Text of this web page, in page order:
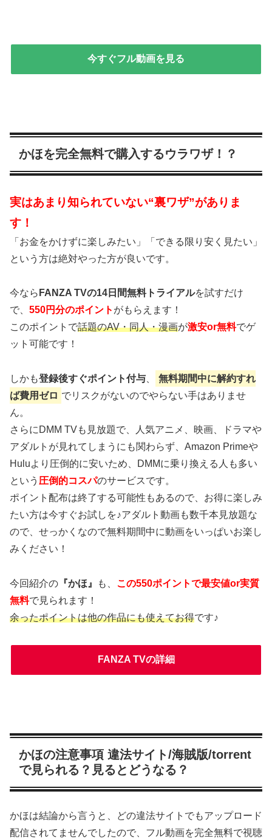
今すぐフル動画を見る
かほを完全無料で購入するウラワザ！？
実はあまり知られていない“裏ワザ”がありま
す！
「お金をかけずに楽しみたい」「できる限り安く見たい」
という方は絶対やった方が良いです。
今なら FANZA TVの14日間無料トライアルを試すだけ
で、 550円分のポイント がもらえます！
このポイントで話題のAV・同人・漫画が激安or無料でゲ
ット可能です！
しかも登録後すぐポイント付与
無料期間中に解約すれ
ば費用ゼロ でリスクがないのでやらない手はありませ
ん。
さらにDMM TVも見放題で、人気アニメ、映画、ドラマや
アダルトが見れてしまうにも関わらず、Amazon Primeや
Huluより圧倒的に安いため、DMMに乗り換える人も多い
という 圧倒的コスパのサービスです。
ポイント配布は終了する可能性もあるので、お得に楽しみ
たい方は今すぐお試しを♪アダルト動画も数千本見放題な
ので、せっかくなので無料期間中に動画をいっぱいお楽し
みください！
今回紹介の 『かほ』 も、 この550ポイントで最安値or実質
無料で見られます！
余ったポイントは他の作品にも使えてお得です♪
FANZA TVの詳細
かほの注意事項 違法サイト/海賊版/torrent
で見られる？見るとどうなる？
かほは結論から言うと、どの違法サイトでもアップロード
配信されてませんでしたので、フル動画を完全無料で視聴